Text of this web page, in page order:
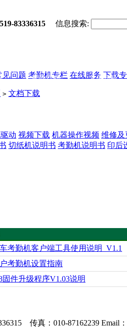
83336315 信息搜索:
见问题 考勤机专栏 在线服务 下载
配件订购 常见问题
> 文档下载
动 视频下载 机器操作视频 维修及
切纸机说明书 考勤机说明书 印后
考勤机客户端工具使用说明_V1.1
考勤机设置指南
固件升级程序V1.03说明
传真：010-87162239 Email